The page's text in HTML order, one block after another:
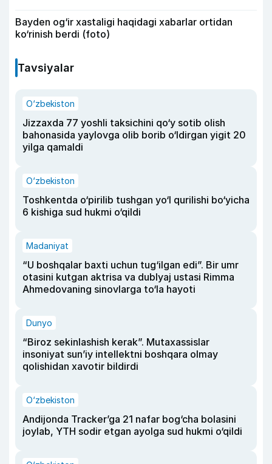
Bayden og‘ir xastaligi haqidagi xabarlar ortidan
ko‘rinish berdi (foto)
Tavsiyalar
O‘zbekiston
Jizzaxda 77 yoshli taksichini qo‘y sotib olish
bahonasida yaylovga olib borib o‘ldirgan yigit 20
yilga qamaldi
O‘zbekiston
Toshkentda o‘pirilib tushgan yo‘l qurilishi bo‘yicha
6 kishiga sud hukmi o‘qildi
Madaniyat
“U boshqalar baxti uchun tug‘ilgan edi”. Bir umr
otasini kutgan aktrisa va dublyaj ustasi Rimma
Ahmedovaning sinovlarga to‘la hayoti
Dunyo
“Biroz sekinlashish kerak”. Mutaxassislar
insoniyat sun’iy intellektni boshqara olmay
qolishidan xavotir bildirdi
O‘zbekiston
Andijonda Tracker’ga 21 nafar bog‘cha bolasini
joylab, YTH sodir etgan ayolga sud hukmi o‘qildi